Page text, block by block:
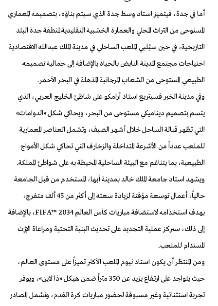
أما في جدة، فيتميز استاد وسط جدة الذي سيتم بناؤه، بتصميمه المعماري
المستوحى من التراث المحلي والعمارة الخشبية التقليدية لمنطقة جدة البلد
التاريخية، في حين سيُلبي الملعب الساحلي في مدينة الملك عبدالله الاقتصادية
احتياجات مجتمع المدينة النابض بالحياة بالإضافة إلى جمالية تصميمه
الطبيعي المستوحى من الشعاب المرجانية المذهلة في البحر الأحمر.
وفي مدينة الخبر فسيتربع استاد أرامكو على شاطئ الخليج العربي، الذي
يتسم بتصميم ديناميكي مستوحى من البحر، ويحاكي شكل «الدوامات»
التي تظهر قبالة الساحل خلال أشهر الصيف، وتشمل العناصر المعمارية
للملعب عدداً من الأشرعة المتداخلة والزخارف التي تحاكي شكل الأمواج
الطبيعية، بما يتناغم مع البيئة الساحلية المحيطة به على شواطئ المملكة.
ويشهد استاد جامعة الملك خالد بمدينة أبها، المستخدم من قبل الجامعة
حالياً، أعمال توسعة مؤقتة لزيادة سعته إلى أكثر من 45 ألف متفرج،
بهدف استخدامه لاستضافة مباريات كأس العالم FIFA™ 2034، بالإضافة
إلى ذلك، ستركز عملية التجديد على تحديث البنية التحتية ومراعاة الإرث
المستدام للملعب.
ومن المنتظر أن يكون استاد نيوم الملعب الأكثر تميزاً على مستوى العالم،
حيث يتواجد على ارتفاع يزيد عن 350 متراً ضمن هيكل «ذا لاين»، ويوفر
تجربة استثنائية وغير مسبوقة لحضور مباريات كرة القدم، وتشمل المصادر